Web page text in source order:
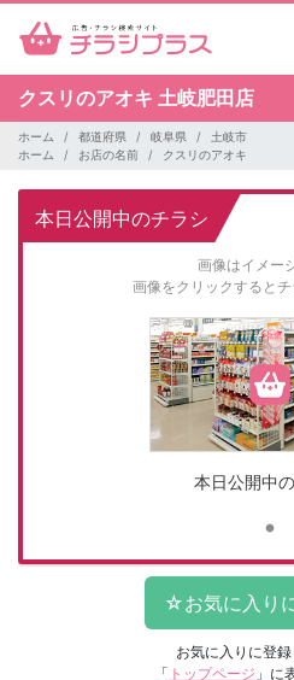
クスリのアオキ 土岐肥田店
ホーム 都道府県 岐阜県
土岐市
ホーム
お店の名前 クスリのアオキ
本日公開中のチラシ
画像はイメー
画像をクリックするとチ
本日公開中
お気に入りに登
「 トップページ 」に